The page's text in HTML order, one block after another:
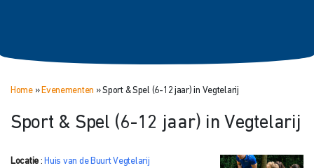
Home» Evenementen »Sport & Spel (6-12 jaar) in Vegtelarij
Sport & Spel (6-12 jaar) in Vegtelarij
Locatie : Huis van de Buurt Vegtelarij